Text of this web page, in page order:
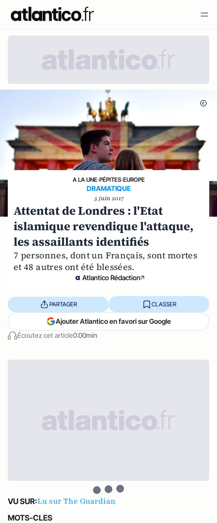
A LA UNE›PÉPITES›EUROPE
DRAMATIQUE
5 juin 2017
Attentat de Londres : l'Etat
islamique revendique l'attaque,
les assaillants identifiés
7 personnes, dont un Français, sont mortes
et 48 autres ont été blessées.
Atlantico Rédaction
Écoutez cet article0:00min
PARTAGER CLASSER
Ajouter Atlantico en favori sur Google
VU SUR:Lu sur The Guardian
MOTS-CLES